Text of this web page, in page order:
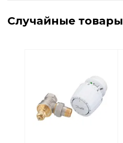
Случайные товары